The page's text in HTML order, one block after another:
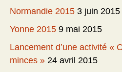
Normandie 2015 3 juin 2015
Yonne 2015 9 mai 2015
Lancement d’une activité «
minces » 24 avril 2015